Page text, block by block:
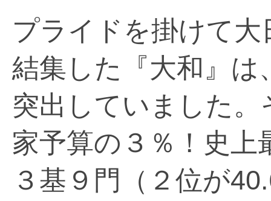
プライドを掛けて
結集した『大和』
突出していました
家予算の３％！史上
３基９門（２位が